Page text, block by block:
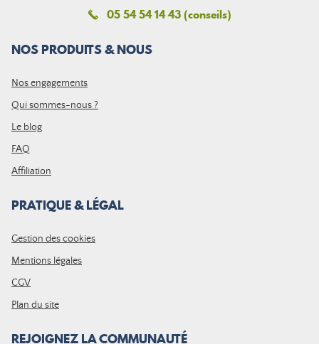
05 54 54 14 43 (conseils)
NOS PRODUITS & NOUS
Nos engagements
Qui sommes-nous ?
Le blog
FAQ
Affiliation
PRATIQUE & LÉGAL
Gestion des cookies
Mentions légales
CGV
Plan du site
REJOIGNEZ LA COMMUNAUTÉ